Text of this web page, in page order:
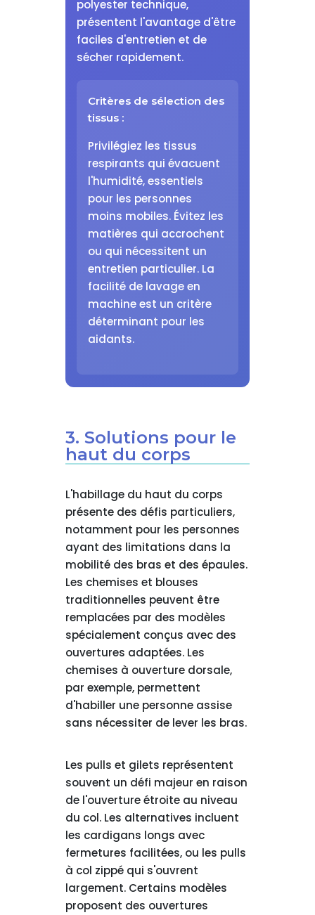
polyester technique,
présentent l'avantage d'être
faciles d'entretien et de
sécher rapidement.
Critères de sélection des
tissus :
Privilégiez les tissus
respirants qui évacuent
l'humidité, essentiels
pour les personnes
moins mobiles. Évitez les
matières qui accrochent
ou qui nécessitent un
entretien particulier. La
facilité de lavage en
machine est un critère
déterminant pour les
aidants.
3. Solutions pour le
haut du corps
L'habillage du haut du corps
présente des défis particuliers,
notamment pour les personnes
ayant des limitations dans la
mobilité des bras et des épaules.
Les chemises et blouses
traditionnelles peuvent être
remplacées par des modèles
spécialement conçus avec des
ouvertures adaptées. Les
chemises à ouverture dorsale,
par exemple, permettent
d'habiller une personne assise
sans nécessiter de lever les bras.
Les pulls et gilets représentent
souvent un défi majeur en raison
de l'ouverture étroite au niveau
du col. Les alternatives incluent
les cardigans longs avec
fermetures facilitées, ou les pulls
à col zippé qui s'ouvrent
largement. Certains modèles
proposent des ouvertures